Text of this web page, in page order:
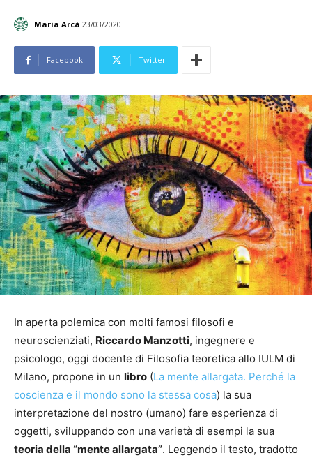
Maria Arcà 23/03/2020
Facebook Twitter
In aperta polemica con molti famosi filosofi e
neuroscienziati, Riccardo Manzotti, ingegnere e
psicologo, oggi docente di Filosofia teoretica allo IULM di
Milano, propone in un libro (La mente allargata. Perché la
coscienza e il mondo sono la stessa cosa) la sua
interpretazione del nostro (umano) fare esperienza di
oggetti, sviluppando con una varietà di esempi la sua
teoria della “mente allargata”. Leggendo il testo, tradotto